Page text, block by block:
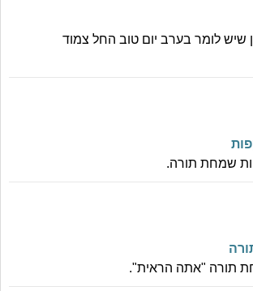
שיש לומר בערב יום טוב החל צמוד
שמחת תורה.
תורה "אתה הראית".